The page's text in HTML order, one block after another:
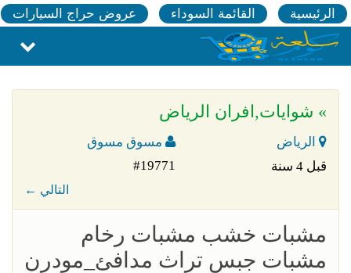
الرئيسية القائمة السوداء عروض حراج السيارات
» شوايات,افران الرياض
الرياض
مسوق مسوق
قبل 4 سنة
#19771
← التالي
مشبات خشب مشبات رخام
مشبات جبس تراث مدافئ_مودرن